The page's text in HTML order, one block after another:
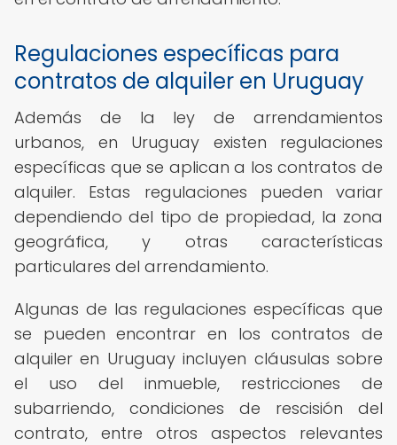
Regulaciones específicas para
contratos de alquiler en Uruguay
Además de la ley de arrendamientos
urbanos, en Uruguay existen regulaciones
específicas que se aplican a los contratos de
alquiler. Estas regulaciones pueden variar
dependiendo del tipo de propiedad, la zona
geográfica, y otras características
particulares del arrendamiento.
Algunas de las regulaciones específicas que
se pueden encontrar en los contratos de
alquiler en Uruguay incluyen cláusulas sobre
el uso del inmueble, restricciones de
subarriendo, condiciones de rescisión del
contrato, entre otros aspectos relevantes